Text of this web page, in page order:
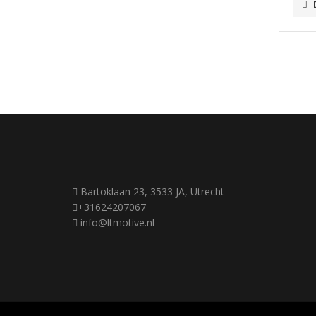
Bartoklaan 23, 3533 JA, Utrecht
+31624207067
info@ltmotive.nl